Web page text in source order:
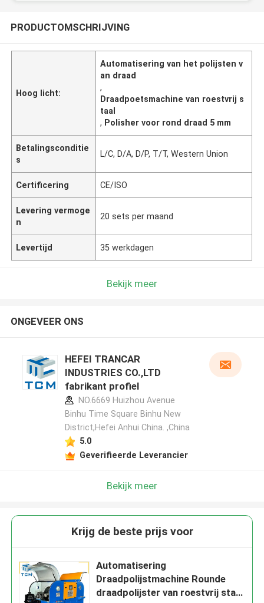
PRODUCTOMSCHRIJVING
Hoog licht:
Automatisering van het polijsten v
an draad
,
Draadpoetsmachine van roestvrij s
taal
, Polisher voor rond draad 5 mm
Betalingsconditie
s
L/C, D/A, D/P, T/T, Western Union
Certificering CE/ISO
Levering vermoge
n
20 sets per maand
Levertijd 35 werkdagen
Bekijk meer
ONGEVEER ONS
HEFEI TRANCAR
INDUSTRIES CO.,LTD
fabrikant profiel
NO.6669 Huizhou Avenue
Binhu Time Square Binhu New
District,Hefei Anhui China. ,China
5.0
Geverifieerde Leverancier
Bekijk meer
Krijg de beste prijs voor
Automatisering
Draadpolijstmachine Rounde
draadpolijster van roestvrij staal